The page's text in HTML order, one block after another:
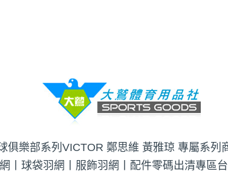
俱樂部系列 VICTOR 鄭思維 黃雅琼 專屬系列
丨球袋羽網丨服飾羽網丨配件零碼出清專區